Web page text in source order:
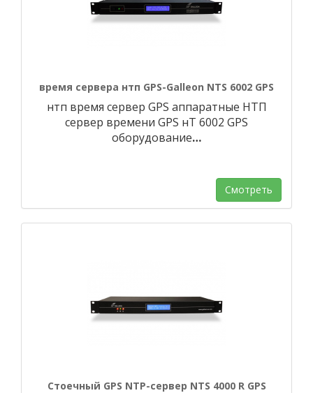
время сервера нтп GPS-Galleon NTS 6002 GPS
нтп время сервер GPS аппаратные НТП
сервер времени GPS нТ 6002 GPS
оборудование…
Смотреть
Стоечный GPS NTP-сервер NTS 4000 R GPS